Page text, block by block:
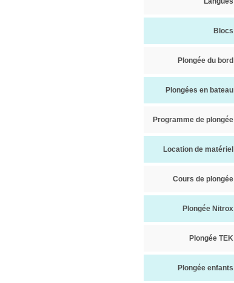
Blocs
Plongée du bord
Plongées en bateau
Programme de plongée
Location de matériel
Cours de plongée
Plongée Nitrox
Plongée TEK
Plongée enfants